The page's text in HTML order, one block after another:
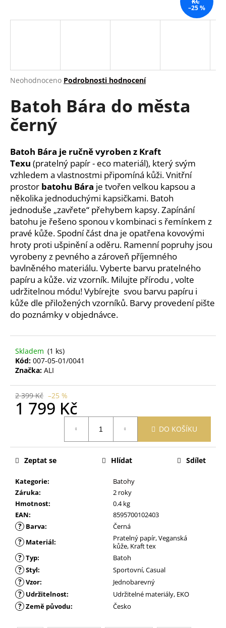
Průměrné
produktu
je
0,0
z
hvězdiček.
Neohodnoceno Podrobnosti hodnocení
Batoh Bára do města
černý
Batoh Bára je ručně vyroben z Kraft
Texu (pratelný papír - eco materiál), který svým
vzhledem a vlastnostmi připomíná kůži. Vnitřní
prostor batohu Bára je tvořen velkou kapsou a
několika jednoduchými kapsičkami. Batoh
jednoduše „zavřete“ přehybem kapsy. Zapínání
batohu je řešeno sponou v kombinaci s řemínkem z
pravé kůže. Spodní část dna je opatřena kovovými
hroty proti ušpinění a oděru. Ramenní popruhy jsou
vyrobeny z pevného a zároveň příjemného
bavlněného materiálu.Vyberte barvu pratelného
papíru a kůže. viz vzorník. Milujte přírodu , volte
udržitelnou módu! Vybírejte svou barvu papíru i
kůže dle přiložených vzorníků. Barvy provedení pište
do poznámky v objednávce.
Skladem (1 ks)
Kód: 007-05-01/0041
Značka: ALI
2 399 Kč –25 %
1 799 Kč
DO KOŠÍKU
Kategorie:
Batohy
Záruka:
2 roky
Hmotnost:
0.4 kg
EAN: 8595700102403
? Barva: Černá
? Materiál:
Pratelný papír, Veganská
kůže, Kraft tex
? Typ: Batoh
? Styl: Sportovní, Casual
? Vzor: Jednobarevný
? Udržitelnost: Udržitelné materiály, EKO
? Země původu: Česko
Zeptat se Hlídat Sdílet
–25 %
j
?
D
o
p
o
r
u
č
u
j
e
m
e
PRACÍ
PAPÍRKY
HAUS
KOUZLO
BAVLNY
KS
59
Kč